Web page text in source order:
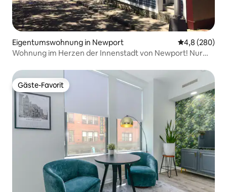
Eigentumswohnung in Newport
4,8 (280)
Wohnung im Herzen der Innenstadt von Newport! Nur
Gäste-Favorit
Gäste-Favorit